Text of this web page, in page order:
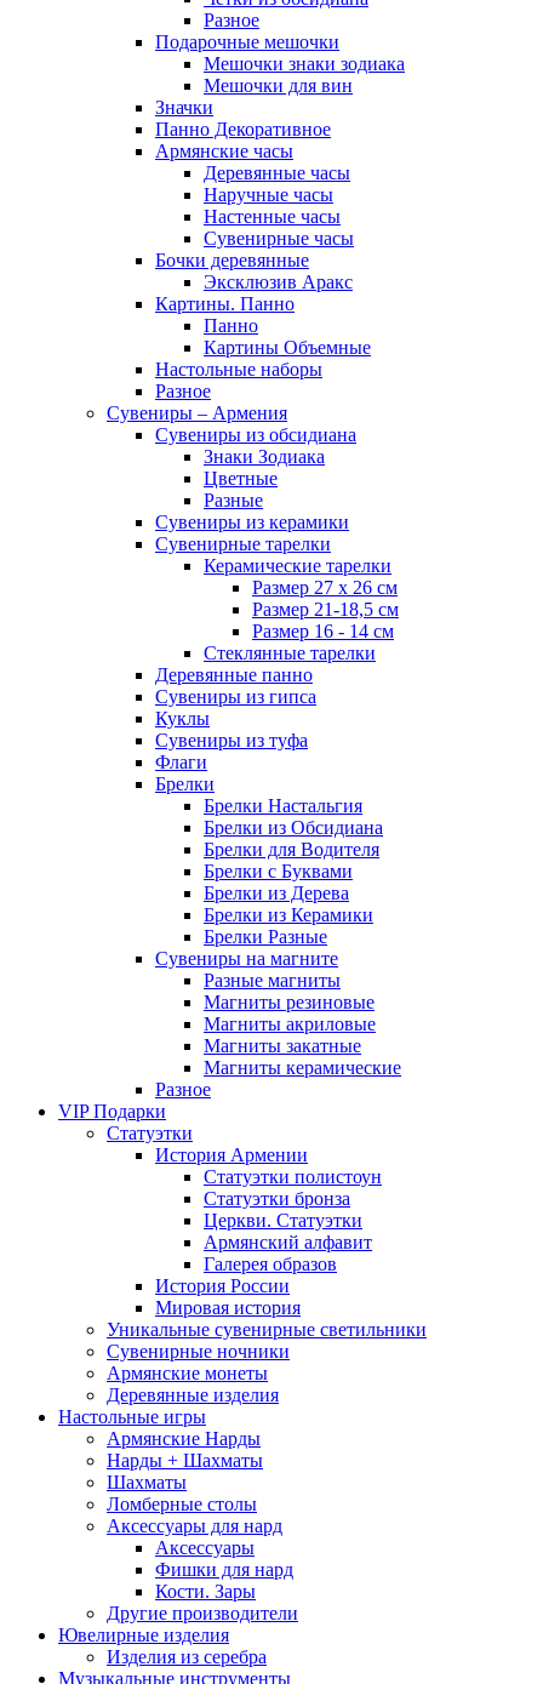
Разное
Подарочные мешочки
Мешочки знаки зодиака
Мешочки для вин
Значки
Панно Декоративное
Армянские часы
Деревянные часы
Наручные часы
Настенные часы
Сувенирные часы
Бочки деревянные
Эксклюзив Аракс
Картины. Панно
Панно
Картины Объемные
Настольные наборы
Разное
Сувениры – Армения
Сувениры из обсидиана
Знаки Зодиака
Цветные
Разные
Сувениры из керамики
Сувенирные тарелки
Керамические тарелки
Размер 27 х 26 см
Размер 21-18,5 см
Размер 16 - 14 см
Стеклянные тарелки
Деревянные панно
Сувениры из гипса
Куклы
Сувениры из туфа
Флаги
Брелки
Брелки Настальгия
Брелки из Обсидиана
Брелки для Водителя
Брелки с Буквами
Брелки из Дерева
Брелки из Керамики
Брелки Разные
Сувениры на магните
Разные магниты
Магниты резиновые
Магниты акриловые
Магниты закатные
Магниты керамические
Разное
VIP Подарки
Статуэтки
История Армении
Статуэтки полистоун
Статуэтки бронза
Церкви. Статуэтки
Армянский алфавит
Галерея образов
История России
Мировая история
Уникальные сувенирные светильники
Сувенирные ночники
Армянские монеты
Деревянные изделия
Настольные игры
Армянские Нарды
Нарды + Шахматы
Шахматы
Ломберные столы
Аксессуары для нард
Аксессуары
Фишки для нард
Кости. Зары
Другие производители
Ювелирные изделия
Изделия из серебра
Музыкальные инструменты